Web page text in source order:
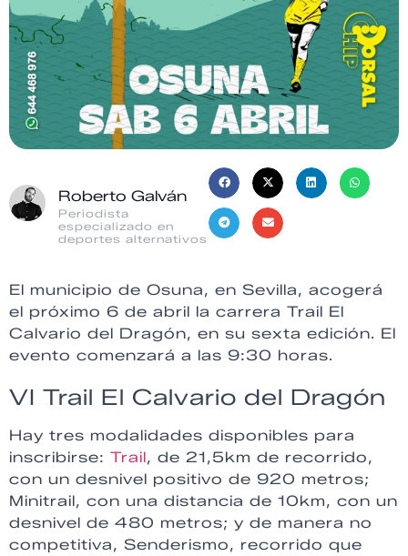
Roberto Galván
Periodista
especializado en
deportes alternativos
El municipio de Osuna, en Sevilla, acogerá
el próximo 6 de abril la carrera Trail El
Calvario del Dragón, en su sexta edición. El
evento comenzará a las 9:30 horas.
VI Trail El Calvario del Dragón
Hay tres modalidades disponibles para
inscribirse: Trail, de 21,5km de recorrido,
con un desnivel positivo de 920 metros;
Minitrail, con una distancia de 10km, con un
desnivel de 480 metros; y de manera no
competitiva, Senderismo, recorrido que